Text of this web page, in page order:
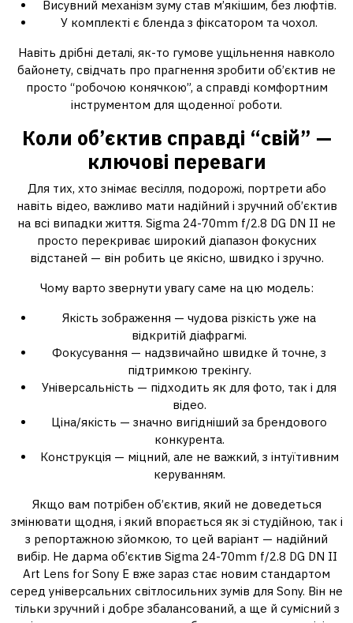
Висувний механізм зуму став м’якішим, без люфтів.
У комплекті є бленда з фіксатором та чохол.
Навіть дрібні деталі, як-то гумове ущільнення навколо
байонету, свідчать про прагнення зробити об’єктив не
просто “робочою конячкою”, а справді комфортним
інструментом для щоденної роботи.
Коли об’єктив справді “свій” —
ключові переваги
Для тих, хто знімає весілля, подорожі, портрети або
навіть відео, важливо мати надійний і зручний об’єктив
на всі випадки життя. Sigma 24-70mm f/2.8 DG DN II не
просто перекриває широкий діапазон фокусних
відстаней — він робить це якісно, швидко і зручно.
Чому варто звернути увагу саме на цю модель:
Якість зображення — чудова різкість уже на
відкритій діафрагмі.
Фокусування — надзвичайно швидке й точне, з
підтримкою трекінгу.
Універсальність — підходить як для фото, так і для
відео.
Ціна/якість — значно вигідніший за брендового
конкурента.
Конструкція — міцний, але не важкий, з інтуїтивним
керуванням.
Якщо вам потрібен об’єктив, який не доведеться
змінювати щодня, і який впорається як зі студійною, так і
з репортажною зйомкою, то цей варіант — надійний
вибір. Не дарма об’єктив Sigma 24-70mm f/2.8 DG DN II
Art Lens for Sony E вже зараз стає новим стандартом
серед універсальних світлосильних зумів для Sony. Він не
тільки зручний і добре збалансований, а ще й сумісний з